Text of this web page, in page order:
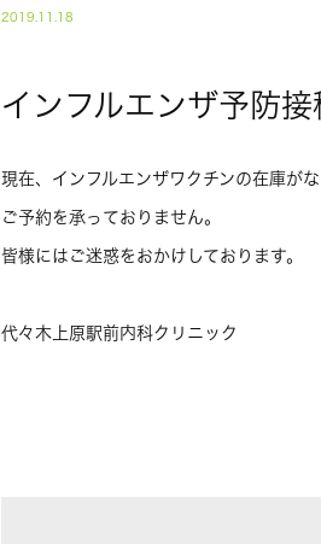
2019.11.18
インフルエンザ予防
現在、インフルエンザワクチンの在庫が
ご予約を承っておりません。
皆様にはご迷惑をおかけしております。
代々木上原駅前内科クリニック